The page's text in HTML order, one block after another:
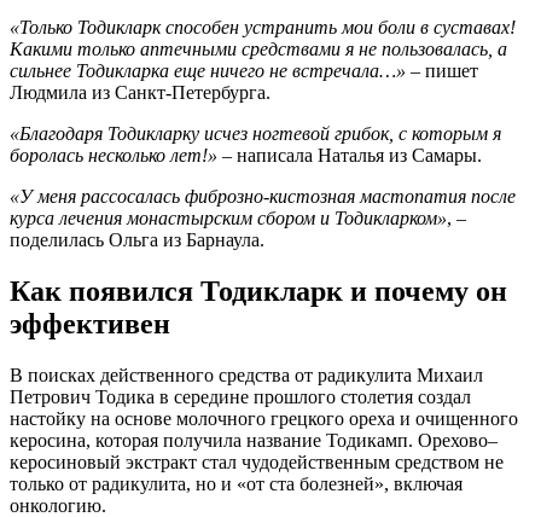
«Только Тодикларк способен устранить мои боли в суставах!
Какими только аптечными средствами я не пользовалась, а
сильнее Тодикларка еще ничего не встречала…» – пишет
Людмила из Санкт-Петербурга.
«Благодаря Тодикларку исчез ногтевой грибок, с которым я
боролась несколько лет!» – написала Наталья из Самары.
«У меня рассосалась фиброзно-кистозная мастопатия после
курса лечения монастырским сбором и Тодикларком», –
поделилась Ольга из Барнаула.
Как появился Тодикларк и почему он
эффективен
В поисках действенного средства от радикулита Михаил
Петрович Тодика в середине прошлого столетия создал
настойку на основе молочного грецкого ореха и очищенного
керосина, которая получила название Тодикамп. Орехово–
керосиновый экстракт стал чудодейственным средством не
только от радикулита, но и «от ста болезней», включая
онкологию.